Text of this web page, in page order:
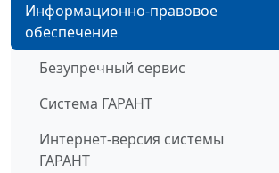
Информационно-правовое
обеспечение
Безупречный сервис
Система ГАРАНТ
Интернет-версия системы
ГАРАНТ